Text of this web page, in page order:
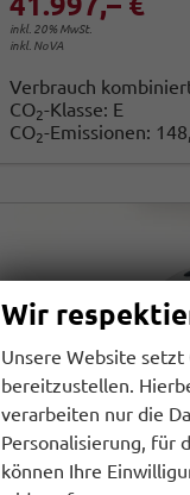
inkl. 20% MwSt.
inkl. NoVA
Verbrauch
CO2-Klasse: E
CO2-Emissionen:
Wir
Unsere Website setzt
bereitzustellen.
verarbeiten nur die
Personalisierung, für
können Ihre